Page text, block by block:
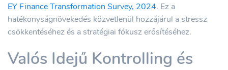
EY Finance Transformation Survey, 2024. Ez a
hatékonyságnövekedés közvetlenül hozzájárul a stressz
csökkentéséhez és a stratégiai fókusz erősítéséhez.
Valós Idejű Kontrolling és